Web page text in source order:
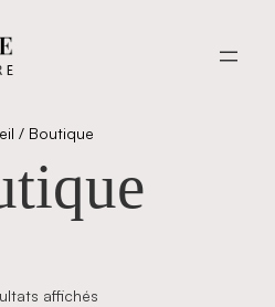
/ Boutique
affichés